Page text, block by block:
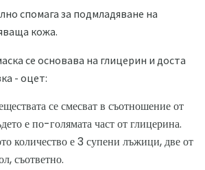
спомага за подмладяване на
кожа.
се основава на глицерин и доста
- оцет:
се смесват в съотношение от
е по-голямата част от глицерина.
количество е 3 супени лъжици, две от
съответно.